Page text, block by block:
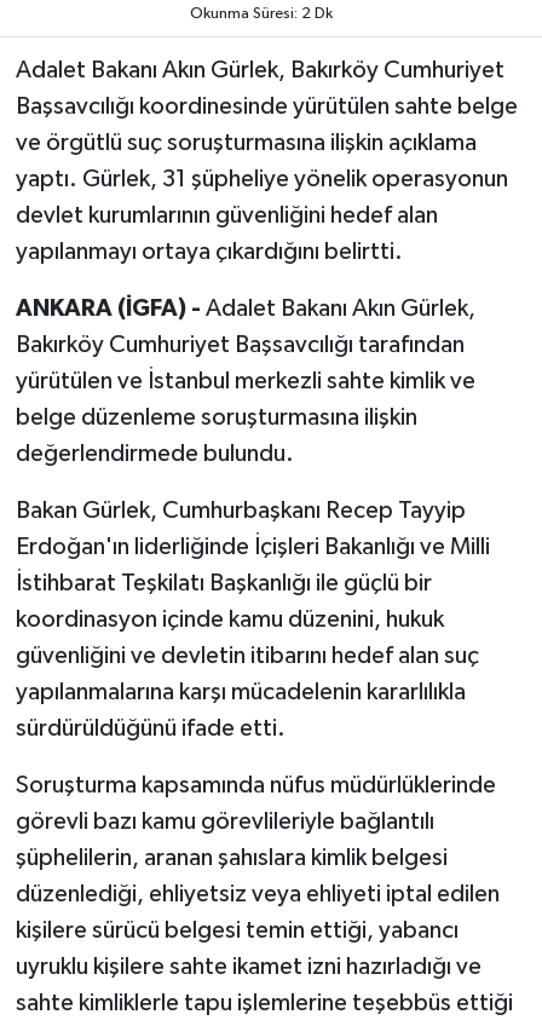
Okunma Süresi: 2 Dk
Adalet Bakanı Akın Gürlek, Bakırköy Cumhuriyet
Başsavcılığı koordinesinde yürütülen sahte belge
ve örgütlü suç soruşturmasına ilişkin açıklama
yaptı. Gürlek, 31 şüpheliye yönelik operasyonun
devlet kurumlarının güvenliğini hedef alan
yapılanmayı ortaya çıkardığını belirtti.
ANKARA (İGFA) - Adalet Bakanı Akın Gürlek,
Bakırköy Cumhuriyet Başsavcılığı tarafından
yürütülen ve İstanbul merkezli sahte kimlik ve
belge düzenleme soruşturmasına ilişkin
değerlendirmede bulundu.
Bakan Gürlek, Cumhurbaşkanı Recep Tayyip
Erdoğan'ın liderliğinde İçişleri Bakanlığı ve Milli
İstihbarat Teşkilatı Başkanlığı ile güçlü bir
koordinasyon içinde kamu düzenini, hukuk
güvenliğini ve devletin itibarını hedef alan suç
yapılanmalarına karşı mücadelenin kararlılıkla
sürdürüldüğünü ifade etti.
Soruşturma kapsamında nüfus müdürlüklerinde
görevli bazı kamu görevlileriyle bağlantılı
şüphelilerin, aranan şahıslara kimlik belgesi
düzenlediği, ehliyetsiz veya ehliyeti iptal edilen
kişilere sürücü belgesi temin ettiği, yabancı
uyruklu kişilere sahte ikamet izni hazırladığı ve
sahte kimliklerle tapu işlemlerine teşebbüs ettiği